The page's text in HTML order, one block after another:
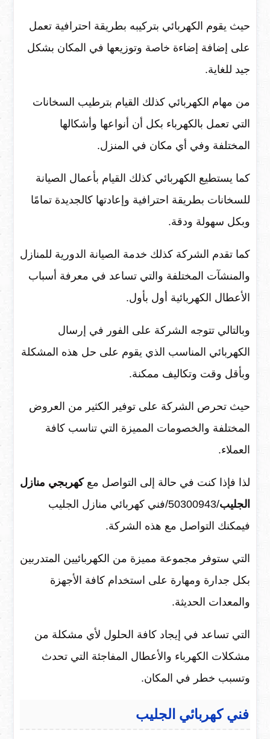
حيث يقوم الكهربائي بتركيبه بطريقة احترافية تعمل
على إضافة إضاءة خاصة وتوزيعها في المكان بشكل
جيد للغاية.
من مهام الكهربائي كذلك القيام بترطيب السخانات
التي تعمل بالكهرباء بكل أن أنواعها وأشكالها
المختلفة وفي أي مكان في المنزل.
كما يستطيع الكهربائي كذلك القيام بأعمال الصيانة
للسخانات بطريقة احترافية وإعادتها كالجديدة تمامًا
وبكل سهولة ودقة.
كما تقدم الشركة كذلك خدمة الصيانة الدورية للمنازل
والمنشآت المختلفة والتي تساعد في معرفة أسباب
الأعطال الكهربائية أول بأول.
وبالتالي تتوجه الشركة على الفور في إرسال
الكهربائي المناسب الذي يقوم على حل هذه المشكلة
وبأقل وقت وتكاليف ممكنة.
حيث تحرص الشركة على توفير الكثير من العروض
المختلفة والخصومات المميزة التي تناسب كافة
العملاء.
لذا فإذا كنت في حالة إلى التواصل معكهربجي منازل
الجليب/50300943/فني كهربائي منازل الجليب
فيمكنك التواصل مع هذه الشركة.
التي ستوفر مجموعة مميزة من الكهربائيين المتدربين
بكل جدارة ومهارة على استخدام كافة الأجهزة
والمعدات الحديثة.
التي تساعد في إيجاد كافة الحلول لأي مشكلة من
مشكلات الكهرباء والأعطال المفاجئة التي تحدث
وتسبب خطر في المكان.
فني كهربائي الجليب